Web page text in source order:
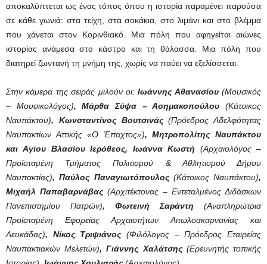
αποκαλύπτεται ως ένας τόπος όπου η ιστορία παραμένει παρούσα
σε κάθε γωνιά: στα τείχη, στα σοκάκια, στο λιμάνι και στο βλέμμα
που χάνεται στον Κορινθιακό. Μια πόλη που αφηγείται αιώνες
ιστορίας ανάμεσα στο κάστρο και τη θάλασσα. Μια πόλη που
διατηρεί ζωντανή τη μνήμη της, χωρίς να παύει να εξελίσσεται.
Στην κάμερα της σειράς μιλούν οι:Ιωάννης Αθανασίου (Μουσικός
– Μουσικολόγος), Μάρθα Σύψα – Ασημακοπούλου(Κάτοικος
Ναυπάκτου), Κωνσταντίνος Βουτσινάς(Πρόεδρος Αδελφότητας
Ναυπακτίων Αττικής «Ο Έπαχτος»), Μητροπολίτης Ναυπάκτου
και Αγίου Βλασίου Ιερόθεος, Ιωάννα Κωστή (Αρχαιολόγος –
Προϊσταμένη Τμήματος
Πολιτισμού & Αθλητισμού Δήμου
Ναυπακτίας), Παύλος Παναγιωτόπουλος (Κάτοικος Ναυπάκτου),
Μιχαήλ Παπαβαρνάβας (Αρχιτέκτονας – Εντεταλμένος Διδάσκων
Πανεπιστημίου Πατρών), Φωτεινή Σαράντη (Αναπληρώτρια
Προϊσταμένη Εφορείας Αρχαιοτήτων
Αιτωλοακαρνανίας και
Λευκάδας), Νίκος Τριψιάνος (Φιλόλογος – Πρόεδρος Εταιρείας
Ναυπακτιακών Μελετών), Γιάννης Χαλάτσης(Ερευνητής τοπικής